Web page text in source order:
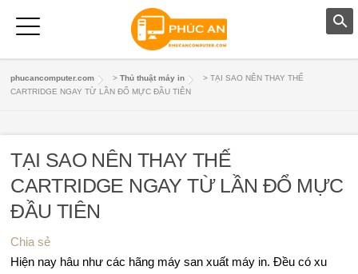
R
G
H
phucancomputer.com >Thủ thuật máy in >TẠI SAO NÊN THAY THẾ
CARTRIDGE NGAY TỪ LẦN ĐỔ MỰC ĐẦU TIÊN
TẠI SAO NÊN THAY THẾ
CARTRIDGE NGAY TỪ LẦN ĐỔ MỰC
ĐẦU TIÊN
Chia sẻ
Hiện nay hâu như các hãng máy san xuất máy in. Đều có xu